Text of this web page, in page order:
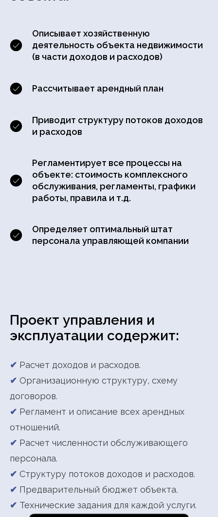
Описывает хозяйственную
деятельность объекта недвижимости
(в части доходов и расходов)
Рассчитывает арендный план
Приводит структуру потоков доходов
и расходов
Регламентирует все процессы на
объекте: стоимость комплексного
обслуживания, регламенты, графики
работы, правила и т.д.
Определяет оптимальный штат
персонала управляющей компании
Проект управления и
эксплуатации содержит:
✔ Расчет доходов и расходов.
✔ Организационную структуру, схему
договоров.
✔ Регламент и описание всех арендных
отношений.
✔ Расчет численности обслуживающего
персонала.
✔ Структуру потоков доходов и расходов.
✔ Предварительный бюджет объекта.
✔ Технические задания для каждой услуги.